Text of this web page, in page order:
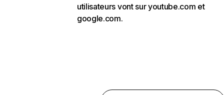
utilisateurs vont sur youtube.com et
google.com.